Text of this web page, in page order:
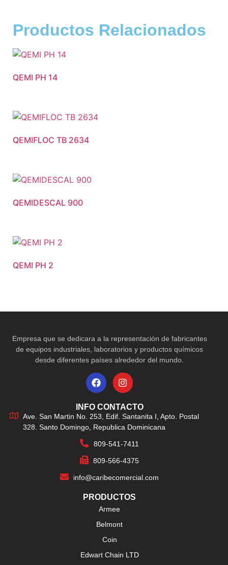
Productos Relacionados
QEMI PH 14
QEMIFLOC TB 2634
QEMIDESCAL 900
QEMI PH 2
Empresa que se dedicara a la representación de fabricantes
de equipos industriales, laboratorios y productos químicos
desde diferentes países alrededor del mundo.
INFO CONTACTO
Ave. San Martin No. 253, Edif. Santanita I, Apto. Postal
328. Santo Domingo, Republica Dominicana
809-541-7411
809-566-4375
info@caribecomercial.com
PRODUCTOS
Armee
Belmont
Coin
Edwart Chain LTD